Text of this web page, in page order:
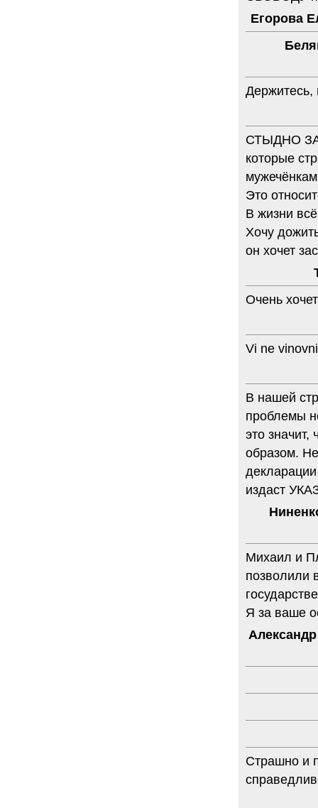
Егорова
СТЫДНО
которые
Это
В жизни
Хочу
он хочет
Очень
Vi ne
В нашей
проблемы
это значит,
образом.
издаст
Михаил и
позволили
Я за ваше
Страшно и